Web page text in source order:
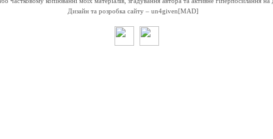
Дизайн та розробка сайту – un4given[MAD]